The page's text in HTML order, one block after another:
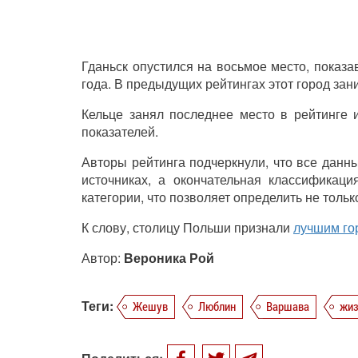
Гданьск опустился на восьмое место,
года. В предыдущих рейтингах этот город
Кельце занял последнее место в рейтинге
показателей.
Авторы рейтинга подчеркнули, что все
источниках, а окончательная
категории, что позволяет определить не
К слову, столицу Польши признали лучшим
Автор: Вероника Рой
Теги: Жешув Люблин Варшава